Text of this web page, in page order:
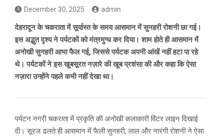
December 30, 2025 admin
देहरादून के चकराता में सूर्यास्त के समय आसमान में सुनहरी रोशनी छा गई।
इस अद्भुत दृश्य ने पर्यटकों को मंत्रमुग्ध कर दिया। शाम होते ही आसमान में
अनोखी सुनहरी आभा फैल गई, जिससे पर्यटक अपनी आंखें नहीं हटा पा रहे
थे। पर्यटकों ने इस खूबसूरत नज़ारे की खूब प्रशंसा की और कहा कि ऐसा
नज़ारा उन्होंने पहले कभी नहीं देखा था।
पर्यटन नगरी चकराता में प्रकृति की अनोखी कलाकारी विंटर लाइन दिखाई
दी। सूरज ढलते ही आसमान में फैली सुनहरी, लाल और नारंगी रोशनी ने ऐसा